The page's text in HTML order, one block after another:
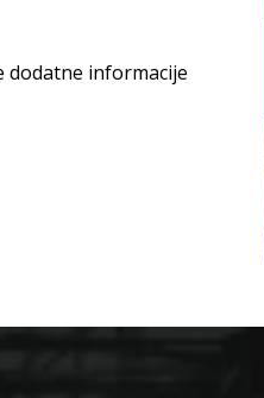
dodatne informacije